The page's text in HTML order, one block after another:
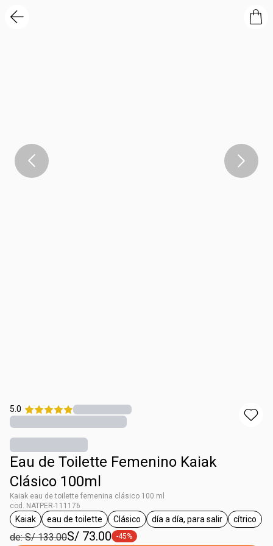
5.0
Eau de Toilette Femenino Kaiak
Clásico 100ml
Kaiak eau de toilette femenina clásico 100 ml
cod. NATPER-111176
etiqueta Kaiak
Kaiak
etiqueta eau de toilette
eau de toilette
etiqueta Clásico
Clásico
etiqueta día a día,
día a día, para salir cítrico
de: S/ 133.00S/ 73.00 etiqueta -45%
-45%